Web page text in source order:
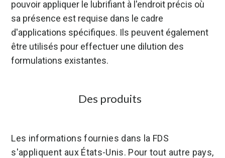
pouvoir appliquer le lubrifiant à l'endroit précis où
sa présence est requise dans le cadre
d'applications spécifiques. Ils peuvent également
être utilisés pour effectuer une dilution des
formulations existantes.
Des produits
Les informations fournies dans la FDS
s'appliquent aux États-Unis. Pour tout autre pays,